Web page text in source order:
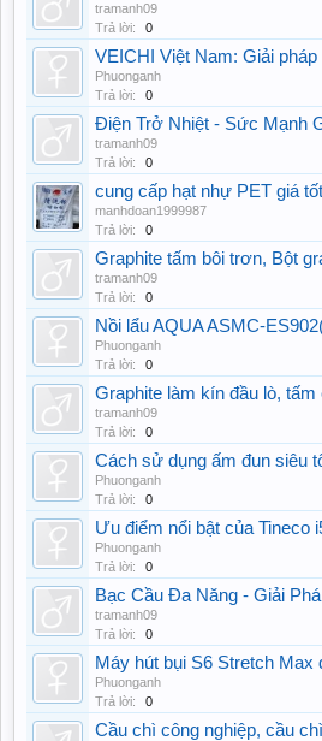
tramanh09
Trả lời:
0
VEICHI Việt Nam: Giải
Phuonganh
Trả lời:
0
Điện Trở Nhiệt - Sức Mạnh
tramanh09
Trả lời:
0
cung cấp hạt nhự PET giá
manhdoan1999987
Trả lời:
0
Graphite tấm bôi trơn, Bột
tramanh09
Trả lời:
0
Nồi lẩu AQUA ASMC-
Phuonganh
Trả lời:
0
Graphite làm kín đầu lò, tấm
tramanh09
Trả lời:
0
Cách sử dụng ấm đun siêu
Phuonganh
Trả lời:
0
Ưu điểm nổi bật của Tineco
Phuonganh
Trả lời:
0
Bạc Cầu Đa Năng - Giải
tramanh09
Trả lời:
0
Máy hút bụi S6 Stretch Max
Phuonganh
Trả lời:
0
Cầu chì công nghiệp, cầu